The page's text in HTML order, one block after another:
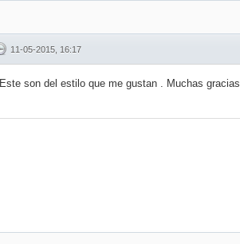
11-05-2015, 16:17
Este son del estilo que me gustan . Muchas gracias